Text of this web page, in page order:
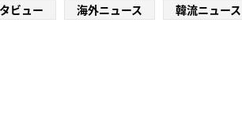
ビュー 海外ニュース 韓流ニュース